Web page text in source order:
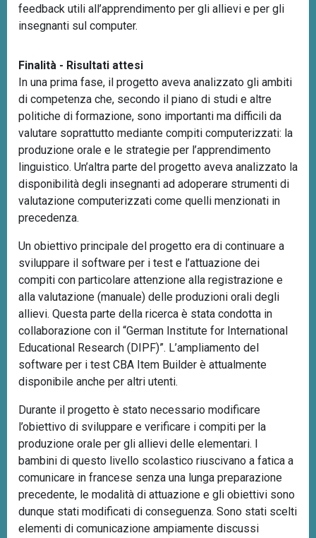
feedback utili all’apprendimento per gli allievi e per gli
insegnanti sul computer.
Finalità - Risultati attesi
In una prima fase, il progetto aveva analizzato gli ambiti
di competenza che, secondo il piano di studi e altre
politiche di formazione, sono importanti ma difficili da
valutare soprattutto mediante compiti computerizzati: la
produzione orale e le strategie per l’apprendimento
linguistico. Un’altra parte del progetto aveva analizzato la
disponibilità degli insegnanti ad adoperare strumenti di
valutazione computerizzati come quelli menzionati in
precedenza.
Un obiettivo principale del progetto era di continuare a
sviluppare il software per i test e l’attuazione dei
compiti con particolare attenzione alla registrazione e
alla valutazione (manuale) delle produzioni orali degli
allievi. Questa parte della ricerca è stata condotta in
collaborazione con il “German Institute for International
Educational Research (DIPF)”. L’ampliamento del
software per i test CBA Item Builder è attualmente
disponibile anche per altri utenti.
Durante il progetto è stato necessario modificare
l’obiettivo di sviluppare e verificare i compiti per la
produzione orale per gli allievi delle elementari. I
bambini di questo livello scolastico riuscivano a fatica a
comunicare in francese senza una lunga preparazione
precedente, le modalità di attuazione e gli obiettivi sono
dunque stati modificati di conseguenza. Sono stati scelti
elementi di comunicazione ampiamente discussi